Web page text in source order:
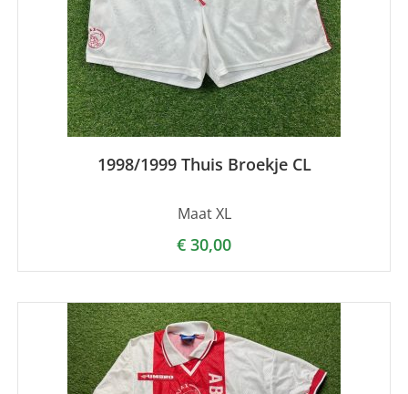
1998/1999 Thuis Broekje CL
Maat XL
€ 30,00